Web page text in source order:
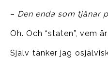
– Den enda som tjänar
Öh. Och “staten”, vem
Själv tänker jag